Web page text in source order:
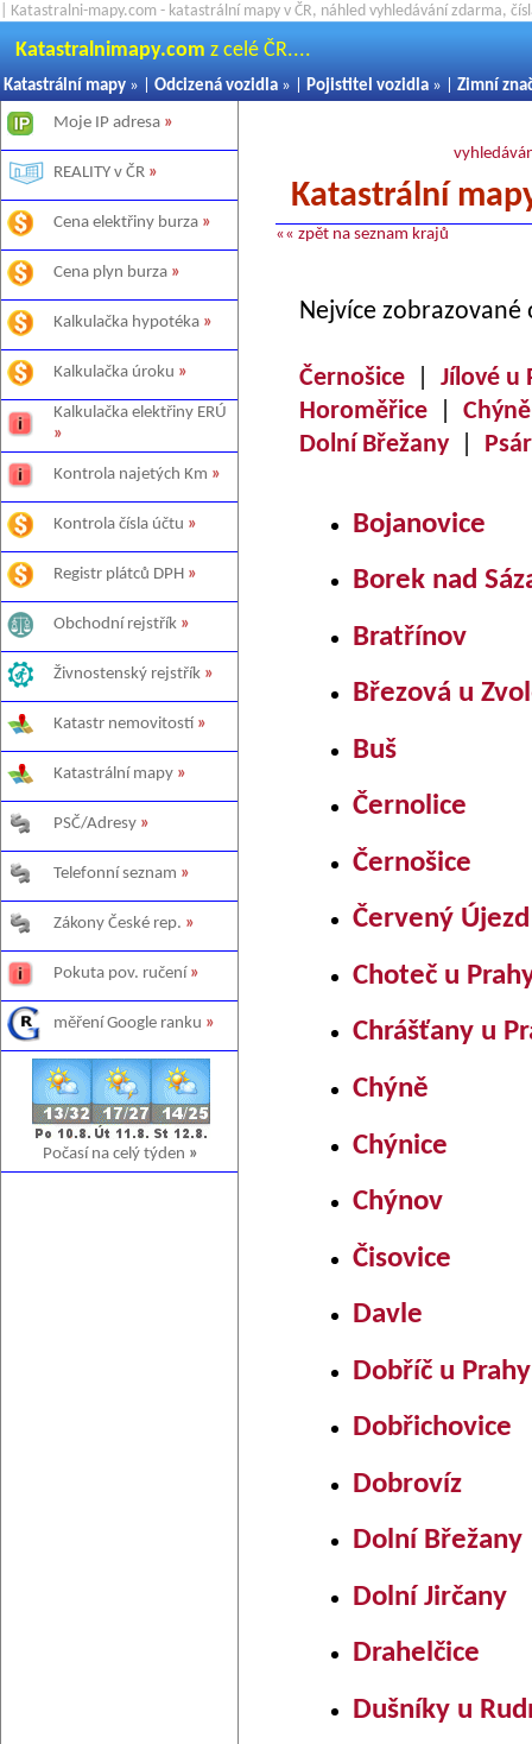
| Katastralni-mapy.com - katastrální mapy v ČR, náhled vyhledávání zdarma,
Katastralnimapy.com z celé ČR....
Katastrální mapy » | Odcizená vozidla » | Pojistitel vozidla » | Zimní
Moje IP adresa »
REALITY v ČR »
Cena elektřiny burza »
Cena plyn burza »
Kalkulačka hypotéka »
Kalkulačka úroku »
Kalkulačka elektřiny ERÚ
»
Kontrola najetých Km »
Kontrola čísla účtu »
Registr plátců DPH »
Obchodní rejstřík »
Živnostenský rejstřík »
Katastr nemovitostí »
Katastrální mapy »
PSČ/Adresy »
Telefonní seznam »
Zákony České rep. »
Pokuta pov. ručení »
měření Google ranku »
Počasí na celý týden »
Katastrální
«« zpět na seznam krajů
Nejvíce zobrazované
Černošice| Jílové u
Horoměřice| Chýně
Dolní Břežany|
Bojanovice
Borek nad
Bratřínov
Březová u
Buš
Černolice
Černošice
Červený Újezd
Choteč u
Chrášťany u
Chýně
Chýnice
Chýnov
Čisovice
Davle
Dobříč u Prahy
Dobřichovice
Dobrovíz
Dolní Břežany
Dolní Jirčany
Drahelčice
Dušníky u